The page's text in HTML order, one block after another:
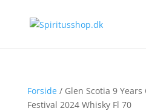
Forside/ Glen Scotia 9
Festival 2024 Whisky Fl 70